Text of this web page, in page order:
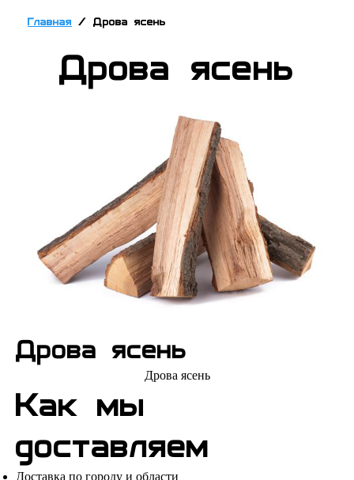
Главная / Дрова ясень
Дрова ясень
Дрова ясень
Дрова ясень
Как мы
доставляем
Доставка по городу и области